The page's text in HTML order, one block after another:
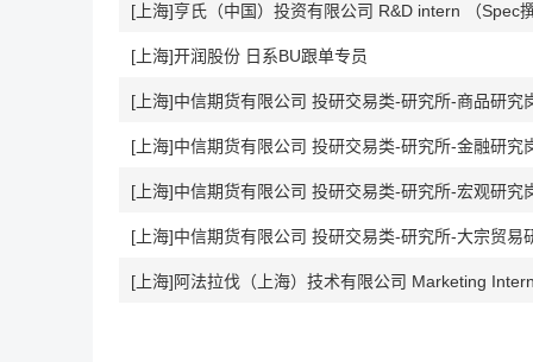
[上海]亨氏（中国）投资有限公司 R&D intern （Spec
[上海]开润股份 日系BU跟单专员
[上海]中信期货有限公司 投研交易类-研究所-商品研究
[上海]中信期货有限公司 投研交易类-研究所-金融研究
[上海]中信期货有限公司 投研交易类-研究所-宏观研究
[上海]中信期货有限公司 投研交易类-研究所-大宗贸易
[上海]阿法拉伐（上海）技术有限公司 Marketing